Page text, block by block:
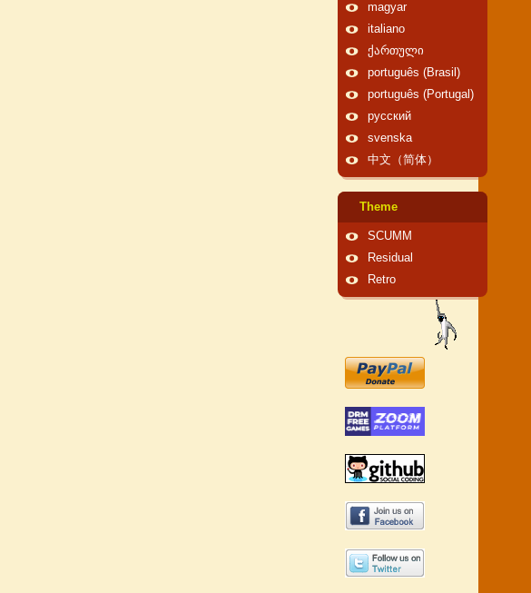
magyar
italiano
ქართული
português (Brasil)
português (Portugal)
русский
svenska
中文（简体）
Theme
SCUMM
Residual
Retro